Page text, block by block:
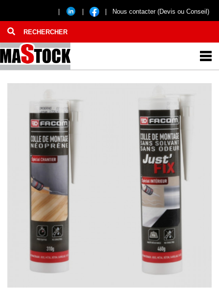
Nous contacter (Devis ou Conseil)